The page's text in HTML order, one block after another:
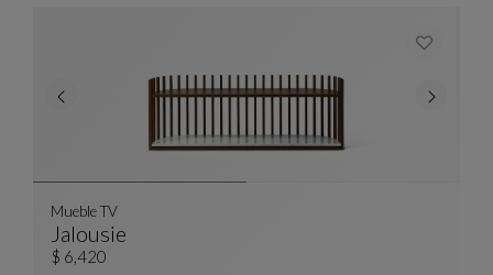
Jalousie
Mueble TV
Ver Descripción Completa
Mueble TV
$ 6,420